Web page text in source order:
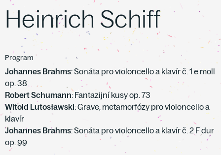
Heinrich Schiff
Program
Johannes Brahms: Sonáta pro violoncello a klavír č. 1 e moll
op. 38
Robert Schumann: Fantazijní kusy op. 73
Witold Lutosławski: Grave, metamorfózy pro violoncello a
klavír
Johannes Brahms: Sonáta pro violoncello a klavír č. 2 F dur
op. 99